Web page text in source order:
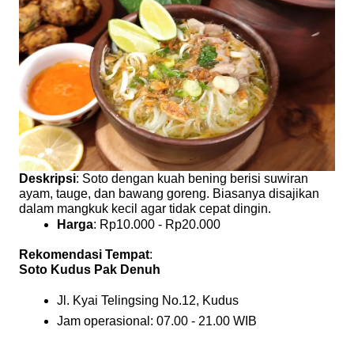
Deskripsi: Soto dengan kuah bening berisi suwiran
ayam, tauge, dan bawang goreng. Biasanya disajikan
dalam mangkuk kecil agar tidak cepat dingin.
Harga: Rp10.000 - Rp20.000
Rekomendasi Tempat:
Soto Kudus Pak Denuh
Jl. Kyai Telingsing No.12, Kudus
Jam operasional: 07.00 - 21.00 WIB